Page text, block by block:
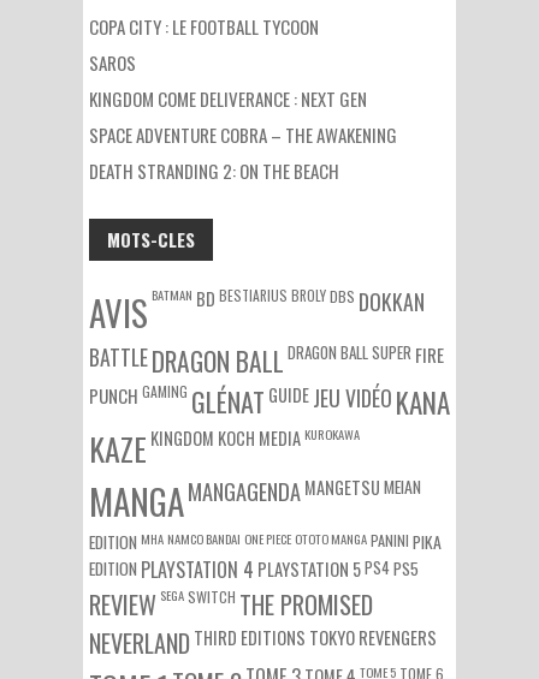
COPA CITY : LE FOOTBALL TYCOON
SAROS
KINGDOM COME DELIVERANCE : NEXT GEN
SPACE ADVENTURE COBRA – THE AWAKENING
DEATH STRANDING 2: ON THE BEACH
MOTS-CLES
AVIS BATMAN BD BESTIARIUS BROLYDBS DOKKAN
BATTLEDRAGON BALL DRAGON BALL SUPER FIRE
PUNCH GAMING GLÉNAT GUIDEJEU VIDÉOKANA
KAZE KINGDOM KOCH MEDIA KUROKAWA
MANGAMANGAGENDAMANGETSUMEIAN
EDITION MHA NAMCO BANDAI ONE PIECE OTOTO MANGAPANINI PIKA
EDITION PLAYSTATION 4 PLAYSTATION 5PS4PS5
REVIEW SEGASWITCH THE PROMISED
NEVERLAND THIRD EDITIONS TOKYO REVENGERS
TOME 5 TOME 6